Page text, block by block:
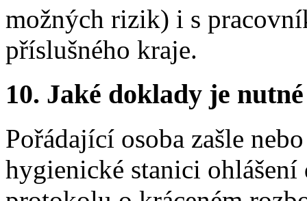
možných rizik) i s
příslušného kraje.
10. Jaké doklady je
Pořádající osoba zašle
hygienické stanici